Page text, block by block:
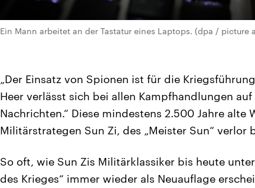
Ein Mann arbeitet an der Tastatur eines Laptops. (dpa / picture
„Der Einsatz von Spionen ist für die
Heer verlässt sich bei allen Kampfhandlungen
Nachrichten.“ Diese mindestens 2.500 Jahre alte
Militärstrategen Sun Zi, des „Meister Sun“
So oft, wie Sun Zis Militärklassiker bis heute
des Krieges“ immer wieder als Neuauflage